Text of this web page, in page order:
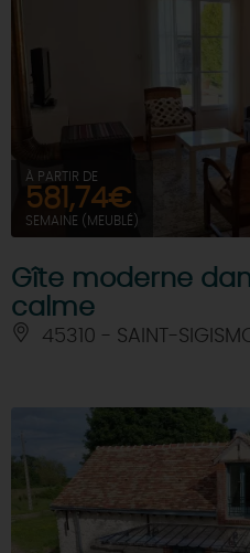
À PARTIR DE
581,74€
SEMAINE (MEUBLÉ)
Gîte moderne
calme
45310 - SAINT-